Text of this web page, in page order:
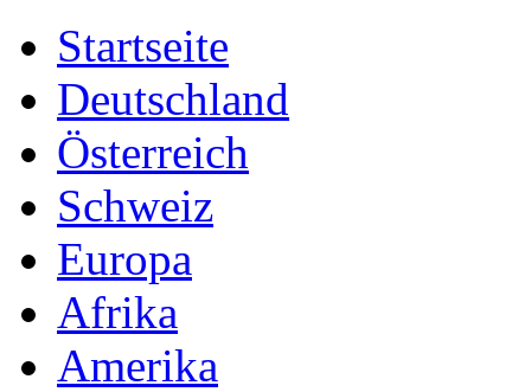
Startseite
Deutschland
Österreich
Schweiz
Europa
Afrika
Amerika